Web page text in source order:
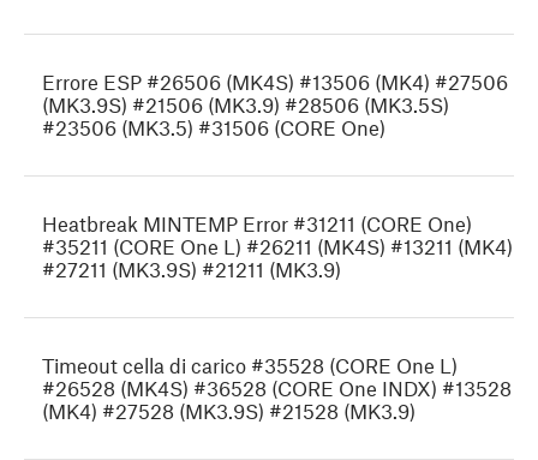
Errore ESP #26506 (MK4S) #13506 (MK4) #27506
(MK3.9S) #21506 (MK3.9) #28506 (MK3.5S)
#23506 (MK3.5) #31506 (CORE One)
Heatbreak MINTEMP Error #31211 (CORE One)
#35211 (CORE One L) #26211 (MK4S) #13211 (MK4)
#27211 (MK3.9S) #21211 (MK3.9)
Timeout cella di carico #35528 (CORE One L)
#26528 (MK4S) #36528 (CORE One INDX) #13528
(MK4) #27528 (MK3.9S) #21528 (MK3.9)